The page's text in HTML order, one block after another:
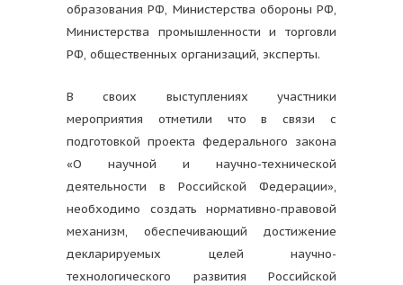
образования РФ, Министерства обороны РФ,
Министерства промышленности и торговли
РФ, общественных организаций, эксперты.
В своих выступлениях участники
мероприятия отметили что в связи с
подготовкой проекта федерального закона
«О научной и научно-технической
деятельности в Российской Федерации»,
необходимо создать нормативно-правовой
механизм, обеспечивающий достижение
декларируемых целей научно-
технологического развития Российской